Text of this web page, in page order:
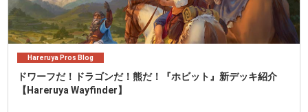
Hareruya Pros Blog
ドワーフだ！ドラゴンだ！熊だ！『ホビット』新デッキ紹介
【Hareruya Wayfinder】